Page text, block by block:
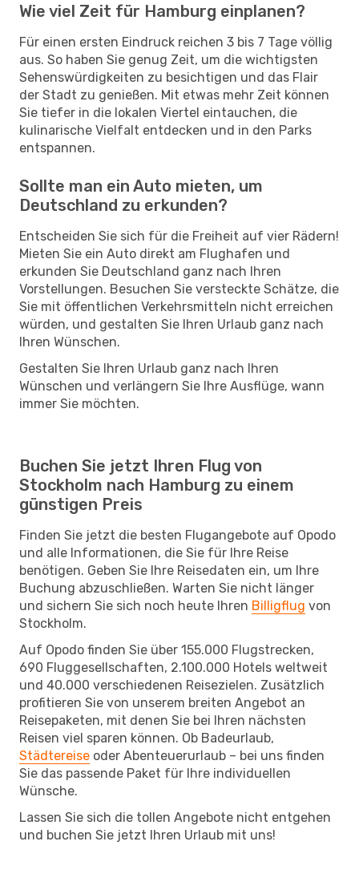
Wie viel Zeit für Hamburg einplanen?
Für einen ersten Eindruck reichen 3 bis 7 Tage völlig
aus. So haben Sie genug Zeit, um die wichtigsten
Sehenswürdigkeiten zu besichtigen und das Flair
der Stadt zu genießen. Mit etwas mehr Zeit können
Sie tiefer in die lokalen Viertel eintauchen, die
kulinarische Vielfalt entdecken und in den Parks
entspannen.
Sollte man ein Auto mieten, um
Deutschland zu erkunden?
Entscheiden Sie sich für die Freiheit auf vier Rädern!
Mieten Sie ein Auto direkt am Flughafen und
erkunden Sie Deutschland ganz nach Ihren
Vorstellungen. Besuchen Sie versteckte Schätze, die
Sie mit öffentlichen Verkehrsmitteln nicht erreichen
würden, und gestalten Sie Ihren Urlaub ganz nach
Ihren Wünschen.
Gestalten Sie Ihren Urlaub ganz nach Ihren
Wünschen und verlängern Sie Ihre Ausflüge, wann
immer Sie möchten.
Buchen Sie jetzt Ihren Flug von
Stockholm nach Hamburg zu einem
günstigen Preis
Finden Sie jetzt die besten Flugangebote auf Opodo
und alle Informationen, die Sie für Ihre Reise
benötigen. Geben Sie Ihre Reisedaten ein, um Ihre
Buchung abzuschließen. Warten Sie nicht länger
und sichern Sie sich noch heute Ihren Billigflug von
Stockholm.
Auf Opodo finden Sie über 155.000 Flugstrecken,
690 Fluggesellschaften, 2.100.000 Hotels weltweit
und 40.000 verschiedenen Reisezielen. Zusätzlich
profitieren Sie von unserem breiten Angebot an
Reisepaketen, mit denen Sie bei Ihren nächsten
Reisen viel sparen können. Ob Badeurlaub,
Städtereise oder Abenteuerurlaub – bei uns finden
Sie das passende Paket für Ihre individuellen
Wünsche.
Lassen Sie sich die tollen Angebote nicht entgehen
und buchen Sie jetzt Ihren Urlaub mit uns!